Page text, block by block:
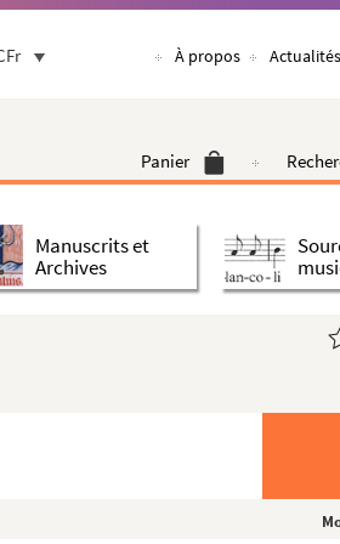
À propos Actualités
Panier
Manuscrits et
Archives